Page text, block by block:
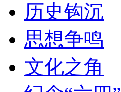
历史钩沉
思想争鸣
文化之角